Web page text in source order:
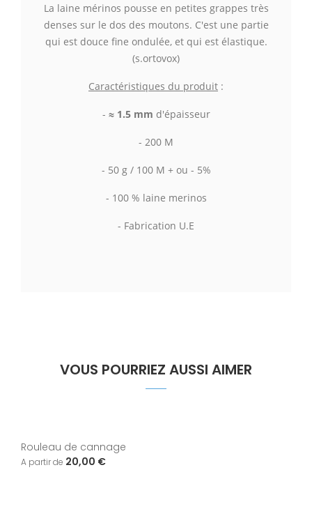
La laine mérinos pousse en petites grappes très
denses sur le dos des moutons. C'est une partie
qui est douce fine ondulée, et qui est élastique.
(s.ortovox)
Caractéristiques du produit :
- ≈ 1.5 mm d'épaisseur
- 200 M
- 50 g / 100 M + ou - 5%
- 100 % laine merinos
- Fabrication U.E
VOUS POURRIEZ AUSSI AIMER
Rouleau de cannage
20,00 €